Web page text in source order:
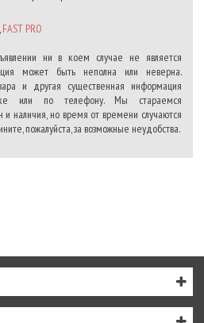
FAST PRO
ни в коем случае не является
может быть неполна или неверна.
и другая существенная информация
или по телефону. Мы стараемся
и наличия, но время от времени случаются
пожалуйста, за возможные неудобства.